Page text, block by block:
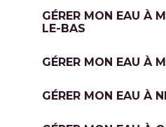
GÉRER MON EAU À
LE-BAS
GÉRER MON EAU À
GÉRER MON EAU À